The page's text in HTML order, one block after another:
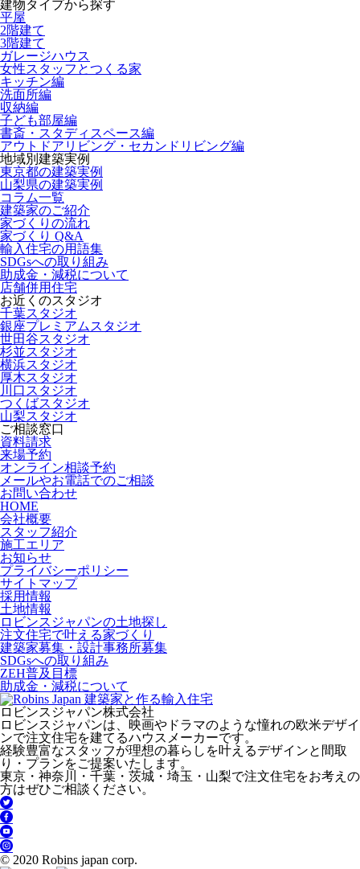
建物タイプから探す
平屋
2階建て
3階建て
ガレージハウス
女性スタッフとつくる家
キッチン編
洗面所編
収納編
子ども部屋編
書斎・スタディスペース編
アウトドアリビング・セカンドリビング編
地域別建築実例
東京都の建築実例
山梨県の建築実例
コラム一覧
建築家のご紹介
家づくりの流れ
家づくり Q&A
輸入住宅の用語集
SDGsへの取り組み
助成金・減税について
店舗併用住宅
お近くのスタジオ
千葉スタジオ
銀座プレミアムスタジオ
世田谷スタジオ
杉並スタジオ
横浜スタジオ
厚木スタジオ
川口スタジオ
つくばスタジオ
山梨スタジオ
ご相談窓口
資料請求
来場予約
オンライン相談予約
メールやお電話でのご相談
お問い合わせ
HOME
会社概要
スタッフ紹介
施工エリア
お知らせ
プライバシーポリシー
サイトマップ
採用情報
土地情報
ロビンスジャパンの土地探し
注文住宅で叶える家づくり
建築家募集・設計事務所募集
SDGsへの取り組み
ZEH普及目標
助成金・減税について
ロビンスジャパン株式会社
ロビンスジャパンは、映画やドラマのような憧れの欧米デザイ
ンで注文住宅を建てるハウスメーカーです。
経験豊富なスタッフが理想の暮らしを叶えるデザインと間取
り・プランをご提案いたします。
東京・神奈川・千葉・茨城・埼玉・山梨で注文住宅をお考えの
方はぜひご相談ください。
© 2020 Robins japan corp.